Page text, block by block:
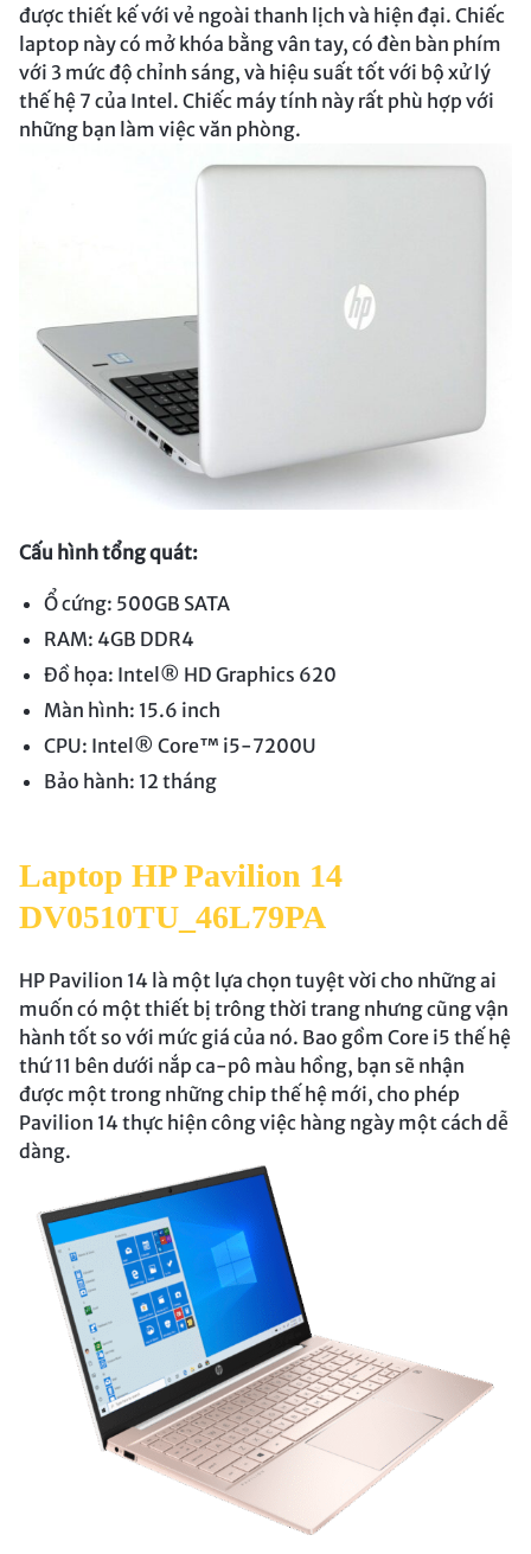
được thiết kế với vẻ ngoài thanh lịch và hiện đại. Chiếc
laptop này có mở khóa bằng vân tay, có đèn bàn phím
với 3 mức độ chỉnh sáng, và hiệu suất tốt với bộ xử lý
thế hệ 7 của Intel. Chiếc máy tính này rất phù hợp với
những bạn làm việc văn phòng.
Cấu hình tổng quát:
Ổ cứng: 500GB SATA
RAM: 4GB DDR4
Đồ họa: Intel® HD Graphics 620
Màn hình: 15.6 inch
CPU: Intel® Core™ i5-7200U
Bảo hành: 12 tháng
Laptop HP Pavilion 14
DV0510TU_46L79PA
HP Pavilion 14 là một lựa chọn tuyệt vời cho những ai
muốn có một thiết bị trông thời trang nhưng cũng vận
hành tốt so với mức giá của nó. Bao gồm Core i5 thế hệ
thứ 11 bên dưới nắp ca-pô màu hồng, bạn sẽ nhận
được một trong những chip thế hệ mới, cho phép
Pavilion 14 thực hiện công việc hàng ngày một cách dễ
dàng.